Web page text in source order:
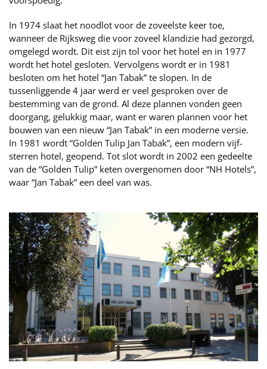
In 1974 slaat het noodlot voor de zoveelste keer toe,
wanneer de Rijksweg die voor zoveel klandizie had gezorgd,
omgelegd wordt. Dit eist zijn tol voor het hotel en in 1977
wordt het hotel gesloten. Vervolgens wordt er in 1981
besloten om het hotel “Jan Tabak” te slopen. In de
tussenliggende 4 jaar werd er veel gesproken over de
bestemming van de grond. Al deze plannen vonden geen
doorgang, gelukkig maar, want er waren plannen voor het
bouwen van een nieuw “Jan Tabak” in een moderne versie.
In 1981 wordt “Golden Tulip Jan Tabak”, een modern vijf-
sterren hotel, geopend. Tot slot wordt in 2002 een gedeelte
van de “Golden Tulip” keten overgenomen door “NH Hotels”,
waar “Jan Tabak” een deel van was.